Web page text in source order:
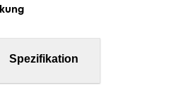
Spezifikation